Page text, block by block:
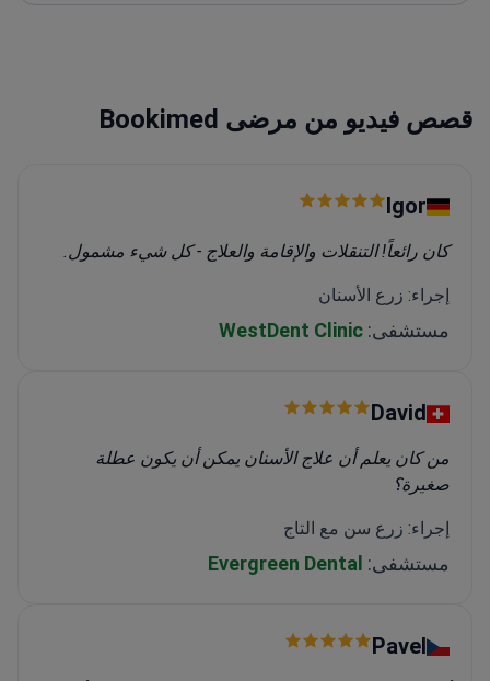
قصص فيديو من مرضى Bookimed
Igor
كان رائعاً! التنقلات والإقامة والعلاج - كل شيء مشمول.
إجراء: زرع الأسنان
مستشفى: WestDent Clinic
David
من كان يعلم أن علاج الأسنان يمكن أن يكون عطلة
صغيرة؟
إجراء: زرع سن مع التاج
مستشفى: Evergreen Dental
Pavel